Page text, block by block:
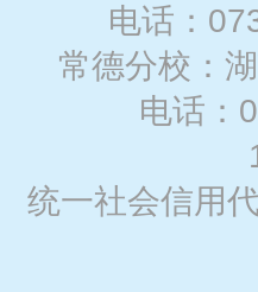
电话：
常德分校：
电话：
统一社会信用